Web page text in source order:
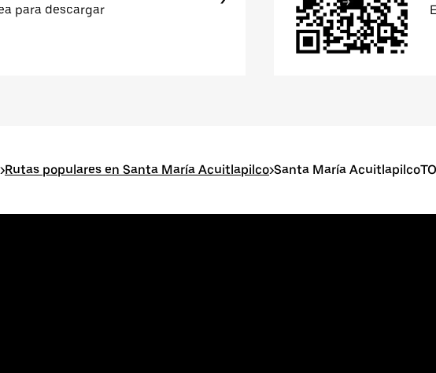
para descargar
>Rutas populares en Santa María Acuitlapilco>Santa María